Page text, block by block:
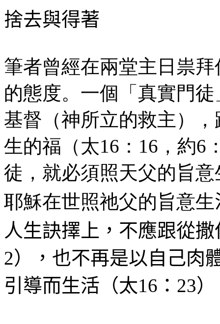
捨去與得著
筆者曾經在兩堂主日祟
的態度。一個「真實門
基督（神所立的救主）
生的福（太16 ： 16 ，約6
徒，就必須照天父的旨
耶穌在世照祂父的旨意生
人生訣擇上，不應跟從
2），也不再是以自己肉
引導而生活（太16 ： 23